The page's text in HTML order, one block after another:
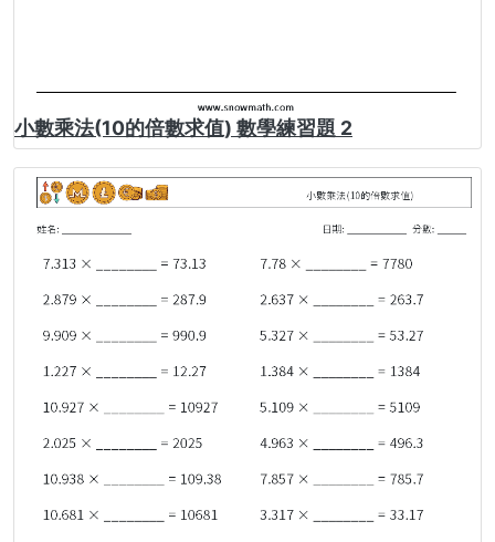
小數乘法(10的倍數求值) 數學練習題 2